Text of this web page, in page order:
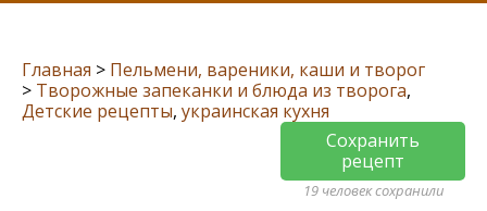
Главная > Пельмени, вареники, каши и творог
> Творожные запеканки и блюда из творога,
Детские рецепты, украинская кухня
Сохранить
рецепт
19 человек сохранили